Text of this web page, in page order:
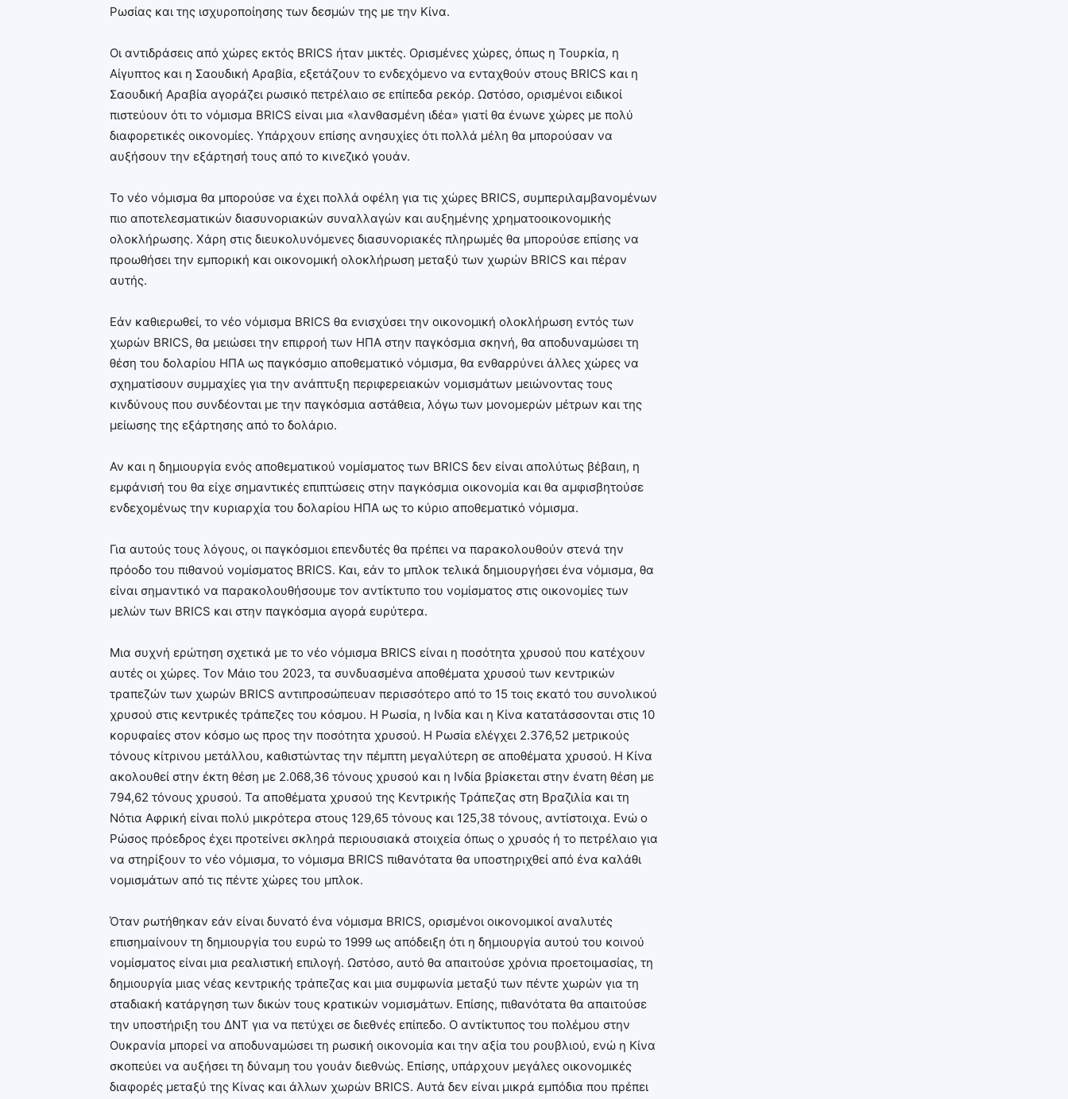
Ρωσίας και της ισχυροποίησης των δεσμών της με την Κίνα.
Οι αντιδράσεις από χώρες εκτός BRICS ήταν μικτές. Ορισμένες χώρες, όπως η Τουρκία, η
Αίγυπτος και η Σαουδική Αραβία, εξετάζουν το ενδεχόμενο να ενταχθούν στους BRICS και η
Σαουδική Αραβία αγοράζει ρωσικό πετρέλαιο σε επίπεδα ρεκόρ. Ωστόσο, ορισμένοι ειδικοί
πιστεύουν ότι το νόμισμα BRICS είναι μια «λανθασμένη ιδέα» γιατί θα ένωνε χώρες με πολύ
διαφορετικές οικονομίες. Υπάρχουν επίσης ανησυχίες ότι πολλά μέλη θα μπορούσαν να
αυξήσουν την εξάρτησή τους από το κινεζικό γουάν.
Το νέο νόμισμα θα μπορούσε να έχει πολλά οφέλη για τις χώρες BRICS, συμπεριλαμβανομένων
πιο αποτελεσματικών διασυνοριακών συναλλαγών και αυξημένης χρηματοοικονομικής
ολοκλήρωσης. Χάρη στις διευκολυνόμενες διασυνοριακές πληρωμές θα μπορούσε επίσης να
προωθήσει την εμπορική και οικονομική ολοκλήρωση μεταξύ των χωρών BRICS και πέραν
αυτής.
Εάν καθιερωθεί, το νέο νόμισμα BRICS θα ενισχύσει την οικονομική ολοκλήρωση εντός των
χωρών BRICS, θα μειώσει την επιρροή των ΗΠΑ στην παγκόσμια σκηνή, θα αποδυναμώσει τη
θέση του δολαρίου ΗΠΑ ως παγκόσμιο αποθεματικό νόμισμα, θα ενθαρρύνει άλλες χώρες να
σχηματίσουν συμμαχίες για την ανάπτυξη περιφερειακών νομισμάτων μειώνοντας τους
κινδύνους που συνδέονται με την παγκόσμια αστάθεια, λόγω των μονομερών μέτρων και της
μείωσης της εξάρτησης από το δολάριο.
Αν και η δημιουργία ενός αποθεματικού νομίσματος των BRICS δεν είναι απολύτως βέβαιη, η
εμφάνισή του θα είχε σημαντικές επιπτώσεις στην παγκόσμια οικονομία και θα αμφισβητούσε
ενδεχομένως την κυριαρχία του δολαρίου ΗΠΑ ως το κύριο αποθεματικό νόμισμα.
Για αυτούς τους λόγους, οι παγκόσμιοι επενδυτές θα πρέπει να παρακολουθούν στενά την
πρόοδο του πιθανού νομίσματος BRICS. Και, εάν το μπλοκ τελικά δημιουργήσει ένα νόμισμα, θα
είναι σημαντικό να παρακολουθήσουμε τον αντίκτυπο του νομίσματος στις οικονομίες των
μελών των BRICS και στην παγκόσμια αγορά ευρύτερα.
Μια συχνή ερώτηση σχετικά με το νέο νόμισμα BRICS είναι η ποσότητα χρυσού που κατέχουν
αυτές οι χώρες. Τον Μάιο του 2023, τα συνδυασμένα αποθέματα χρυσού των κεντρικών
τραπεζών των χωρών BRICS αντιπροσώπευαν περισσότερο από το 15 τοις εκατό του συνολικού
χρυσού στις κεντρικές τράπεζες του κόσμου. Η Ρωσία, η Ινδία και η Κίνα κατατάσσονται στις 10
κορυφαίες στον κόσμο ως προς την ποσότητα χρυσού. Η Ρωσία ελέγχει 2.376,52 μετρικούς
τόνους κίτρινου μετάλλου, καθιστώντας την πέμπτη μεγαλύτερη σε αποθέματα χρυσού. Η Κίνα
ακολουθεί στην έκτη θέση με 2.068,36 τόνους χρυσού και η Ινδία βρίσκεται στην ένατη θέση με
794,62 τόνους χρυσού. Τα αποθέματα χρυσού της Κεντρικής Τράπεζας στη Βραζιλία και τη
Νότια Αφρική είναι πολύ μικρότερα στους 129,65 τόνους και 125,38 τόνους, αντίστοιχα. Ενώ ο
Ρώσος πρόεδρος έχει προτείνει σκληρά περιουσιακά στοιχεία όπως ο χρυσός ή το πετρέλαιο για
να στηρίξουν το νέο νόμισμα, το νόμισμα BRICS πιθανότατα θα υποστηριχθεί από ένα καλάθι
νομισμάτων από τις πέντε χώρες του μπλοκ.
Όταν ρωτήθηκαν εάν είναι δυνατό ένα νόμισμα BRICS, ορισμένοι οικονομικοί αναλυτές
επισημαίνουν τη δημιουργία του ευρώ το 1999 ως απόδειξη ότι η δημιουργία αυτού του κοινού
νομίσματος είναι μια ρεαλιστική επιλογή. Ωστόσο, αυτό θα απαιτούσε χρόνια προετοιμασίας, τη
δημιουργία μιας νέας κεντρικής τράπεζας και μια συμφωνία μεταξύ των πέντε χωρών για τη
σταδιακή κατάργηση των δικών τους κρατικών νομισμάτων. Επίσης, πιθανότατα θα απαιτούσε
την υποστήριξη του ΔΝΤ για να πετύχει σε διεθνές επίπεδο. Ο αντίκτυπος του πολέμου στην
Ουκρανία μπορεί να αποδυναμώσει τη ρωσική οικονομία και την αξία του ρουβλιού, ενώ η Κίνα
σκοπεύει να αυξήσει τη δύναμη του γουάν διεθνώς. Επίσης, υπάρχουν μεγάλες οικονομικές
διαφορές μεταξύ της Κίνας και άλλων χωρών BRICS. Αυτά δεν είναι μικρά εμπόδια που πρέπει